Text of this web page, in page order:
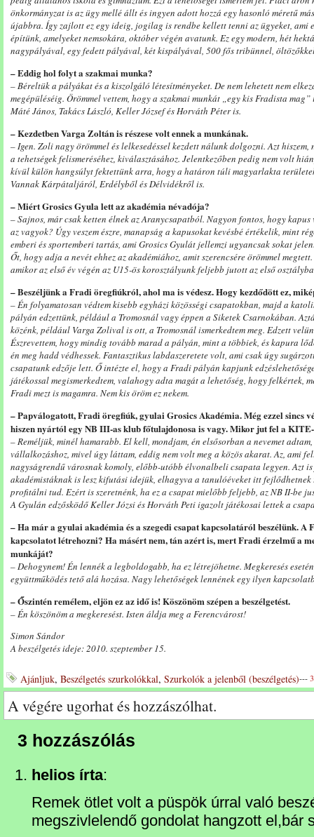
önkormányzat is az ügy mellé állt és ingyen adott hozzá egy hasonló méretű
újabbra. Így zajlott ez egy ideig, jogilag is rendbe kellett tenni az ügyeket,
építünk, amelyeket nemsokára, október végén avatunk. Ez egy modern, hét
nagypályával, egy fedett pályával, két kispályával, 500 fős tribünnel,
– Eddig hol folyt a szakmai munka?
– Béreltük a pályákat és a kiszolgáló létesítményeket. De nem lehetett nem
megépüléséig. Örömmel vettem, hogy a szakmai munkát „egy kis Fradista
Máté János, Takács László, Keller József és Horváth Péter is.
– Kezdetben Varga Zoltán is részese volt ennek a munkának.
– Igen. Zoli nagy örömmel és lelkesedéssel kezdett nálunk dolgozni. Azt
a tehetségek felismeréséhez, kiválasztásához. Jelentkezőben pedig nem volt
kívül külön hangsúlyt fektettünk arra, hogy a határon túli magyarlakta
Vannak Kárpátaljáról, Erdélyből és Délvidékről is.
– Miért Grosics Gyula lett az akadémia névadója?
– Sajnos, már csak ketten élnek az Aranycsapatból. Nagyon fontos, hogy
az vagyok? Úgy veszem észre, manapság a kapusokat kevésbé értékelik, mint
emberi és sportemberi tartás, ami Grosics Gyulát jellemzi ugyancsak sokat
Őt, hogy adja a nevét ehhez az akadémiához, amit szerencsére örömmel
amikor az első év végén az U15-ös korosztályunk feljebb jutott az első
– Beszéljünk a Fradi öregfiúkról, ahol ma is védesz. Hogy kezdődött ez,
– Én folyamatosan védtem kisebb egyházi közösségi csapatokban, majd a
pályán edzettünk, például a Tromosnál vagy éppen a Siketek Csarnokában.
közénk, például Varga Zolival is ott, a Tromosnál ismerkedtem meg. Edzett
Észrevettem, hogy mindig tovább marad a pályán, mint a többiek, és kapura
én meg hadd védhessek. Fantasztikus labdaszeretete volt, ami csak úgy
csapatunk edzője lett. Ő intézte el, hogy a Fradi pályán kapjunk
játékossal megismerkedtem, valahogy adta magát a lehetőség, hogy felkértek,
Fradi mezt is magamra. Nem kis öröm ez nekem.
– Papválogatott, Fradi öregfiúk, gyulai Grosics Akadémia. Még ezzel sincs
hiszen nyártól egy NB III-as klub főtulajdonosa is vagy. Mikor jut fel a
– Reméljük, minél hamarabb. El kell, mondjam, én elsősorban a nevemet
vállalkozáshoz, mivel úgy láttam, eddig nem volt meg a közös akarat. Az, ami
nagyságrendű városnak komoly, előbb-utóbb élvonalbeli csapata legyen. Azt
akadémistáknak is lesz kifutási idejük, elhagyva a tanulóéveket itt fejlődhetnek
profitálni tud. Ezért is szeretnénk, ha ez a csapat mielőbb feljebb, az NB II-be
A Gyulán edzősködő Keller Józsi és Horváth Peti igazolt játékosai lettek a
– Ha már a gyulai akadémia és a szegedi csapat kapcsolatáról beszélünk. A
kapcsolatot létrehozni? Ha másért nem, tán azért is, mert Fradi érzelmű a
munkáját?
– Dehogynem! Én lennék a legboldogabb, ha ez létrejöhetne. Megkeresés
együttműködés tető alá hozása. Nagy lehetőségek lennének egy ilyen
– Őszintén remélem, eljön ez az idő is! Köszönöm szépen a beszélgetést.
– Én köszönöm a megkeresést. Isten áldja meg a Ferencvárost!
Simon Sándor
A beszélgetés ideje: 2010. szeptember 15.
Ajánljuk, Beszélgetés szurkolókkal, Szurkolók a jelenből (beszélgetés)---
A végére ugorhat és hozzászólhat.
3 hozzászólás
helios írta:
Remek ötlet volt a püspök úrral való
megszivlelendő gondolat hangzott el,bár